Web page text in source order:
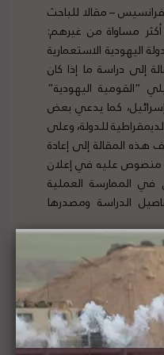
– مقالا للباحث
مساواة من غيرهم:
اليهودية الاستعمارية
إلى دراسة ما إذا كان
“القومية اليهودية”
كما يدعي بعض
للدولة، وعلى
هذه المقالة إلى إعادة
منصوص عليه في إعلان
في الممارسة العملية
الدراسة ومصدرها
حول العواقب